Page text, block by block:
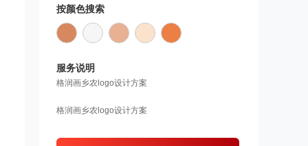
按颜色搜索
服务说明
格润画乡农logo设计方案
格润画乡农logo设计方案